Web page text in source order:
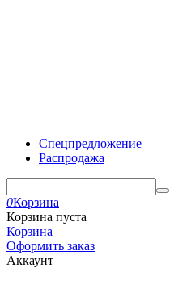
Спецпредложение
Распродажа
0Корзина
Корзина пуста
Корзина
Оформить заказ
Аккаунт